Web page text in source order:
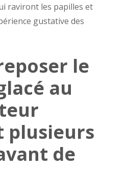
raviront les papilles et
gustative des
le
au
plusieurs
de